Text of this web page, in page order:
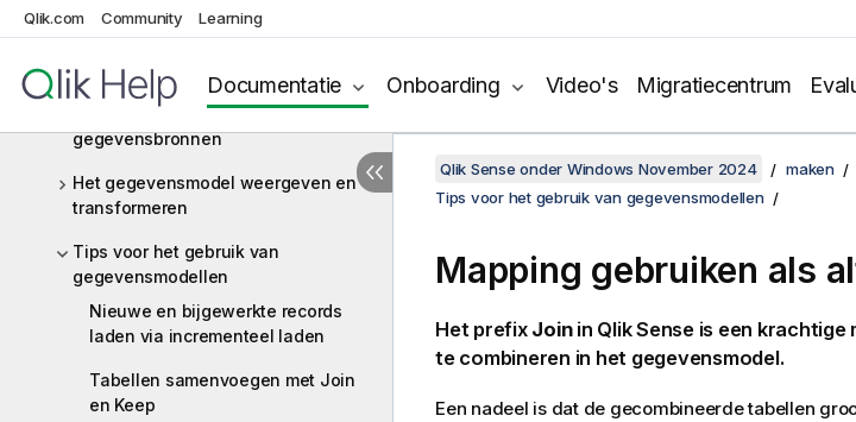
Qlik.com Community Learning
Documentatie Onboarding Video's Migratiecentrum
Gegevens beheren met dynamische
weergaven
Verbinding maken met
gegevensbronnen
Het gegevensmodel weergeven en
transformeren
Tips voor het gebruik van
gegevensmodellen
Nieuwe en bijgewerkte records
laden via incrementeel laden
Tabellen samenvoegen met Join
en Keep
Qlik Sense onder Windows November 2024 maken
Tips voor het gebruik van gegevensmodellen
Mapping gebruiken als
Het prefix Joinin Qlik Senseis een krachtige
te combineren in het gegevensmodel.
Een nadeel is dat de gecombineerde tabellen